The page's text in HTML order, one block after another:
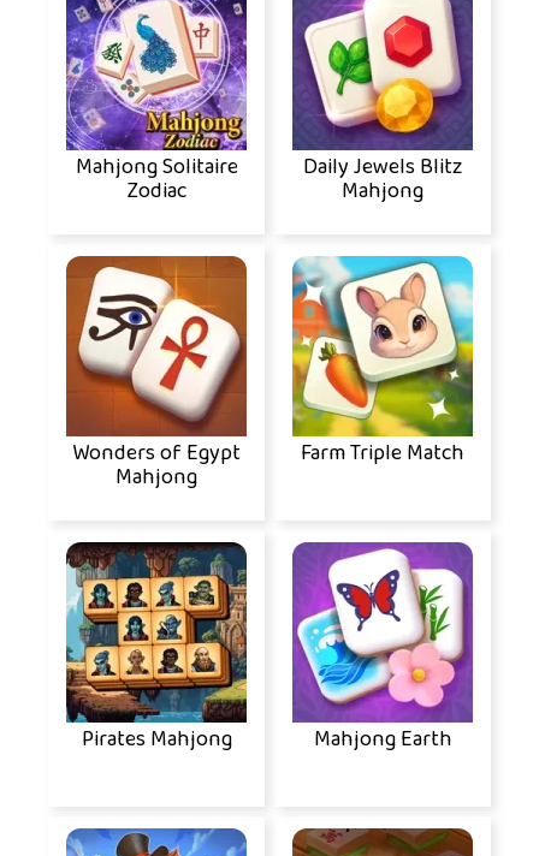
Mahjong Solitaire
Zodiac
Daily Jewels Blitz
Mahjong
Wonders of Egypt
Mahjong
Farm Triple Match
Pirates Mahjong Mahjong Earth